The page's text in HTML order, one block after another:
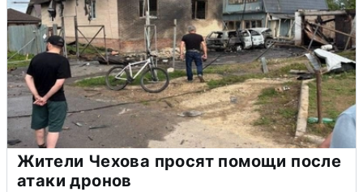
Жители Чехова просят помощи после
атаки дронов